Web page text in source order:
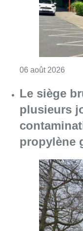
06 août 2026
Le siège
plusieurs
propylène